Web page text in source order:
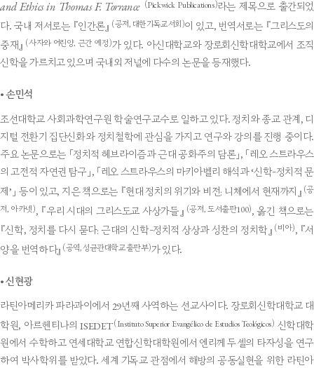
and Ethics in Thomas F. Torrance (Pickwick Publications)라는 제목으로 출간되었
다. 국내 저서로는 『인간론』 (공저, 대한기독교서회)이 있고, 번역서로는 『그리스도의
중재』 (사자와 어린양, 근간 예정)가 있다. 아신대학교와 장로회신학대학교에서 조직
신학을 가르치고 있으며 국내외 저널에 다수의 논문을 등재했다.
•손민석
조선대학교 사회과학연구원 학술연구교수로 일하고 있다. 정치와 종교 관계, 디
지털 전환기 집단신화와 정치철학에 관심을 가지고 연구와 강의를 진행 중이다.
주요 논문으로는 「정치적 헤브라이즘과 근대 공화주의 담론」, 「레오 스트라우스
의 고전적 자연권 탐구」, 「레오 스트라우스의 마키아벨리 해석과 ‘신학-정치적 문
제’」 등이 있고, 지은 책으로는 『현대 정치의 위기와 비전: 니체에서 현재까지』 (공
저, 아카넷), 『우리 시대의 그리스도교 사상가들』 (공저, 도서출판100), 옮긴 책으로는
『신학, 정치를 다시 묻다: 근대의 신학-정치적 상상과 성찬의 정치학』 (비아), 『서
양을 번역하다』 (공역, 성균관대학교출판부)가 있다.
•신현광
라틴아메리카 파라과이에서 29년째 사역하는 선교사이다. 장로회신학대학교 대
학원, 아르헨티나의 ISEDET(Instituto Superior Evangélico de Estudios Teológicos) 신학대학
원에서 수학하고 연세대학교 연합신학대학원에서 엔리께 두셀의 타자성을 연구
하여 박사학위를 받았다. 세계 기독교 관점에서 해방의 공동실현을 위한 라틴아